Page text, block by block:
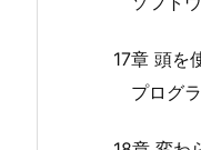
17章 頭を
プログ